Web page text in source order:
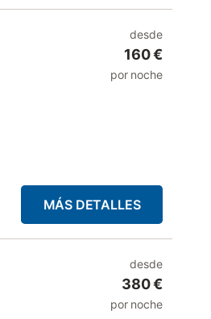
desde
160 €
por noche
MÁS DETALLES
desde
380 €
por noche